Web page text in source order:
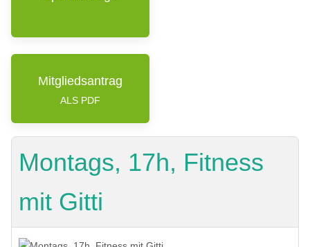
Mitgliedsantrag
ALS PDF
Montags, 17h, Fitness
mit Gitti